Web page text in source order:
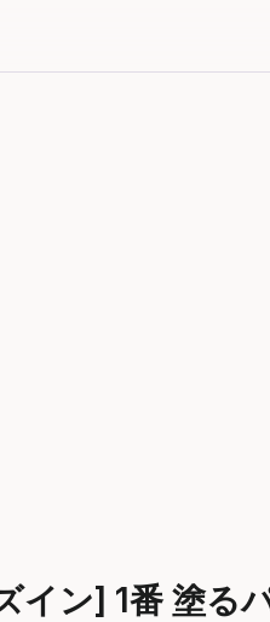
ン] 1番 塗る